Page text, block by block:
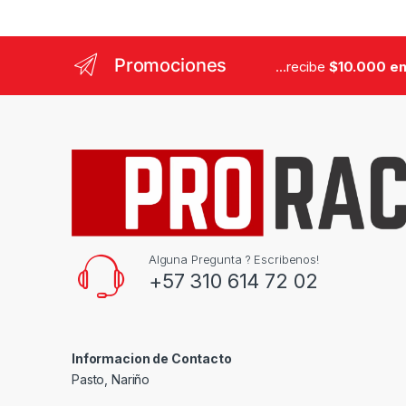
Promociones ...recibe $10.000
Alguna Pregunta ? Escribenos!
+57 310 614 72 02
Informacion de Contacto
Pasto, Nariño